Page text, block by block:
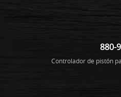
880-
Controlador de pistón